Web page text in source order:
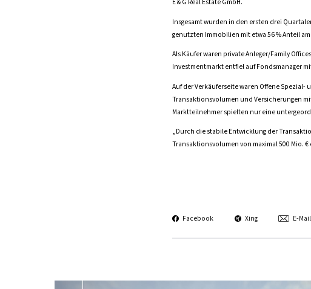
E & G Real Estate GmbH.
Insgesamt wurden in den ersten drei
genutzten Immobilien mit etwa 56 % Anteil
Als Käufer waren private Anleger/Family
Investmentmarkt entfiel auf Fondsmanager
Auf der Verkäuferseite waren Offene
Transaktionsvolumen und Versicherungen
Marktteilnehmer spielten nur eine
„Durch die stabile Entwicklung der
Transaktionsvolumen von maximal 500 Mio.
Facebook Xing E-Mail